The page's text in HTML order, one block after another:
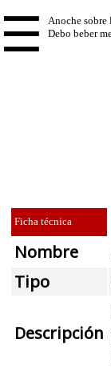
☰
Ficha técnica
Nombre
Tipo
Descripción